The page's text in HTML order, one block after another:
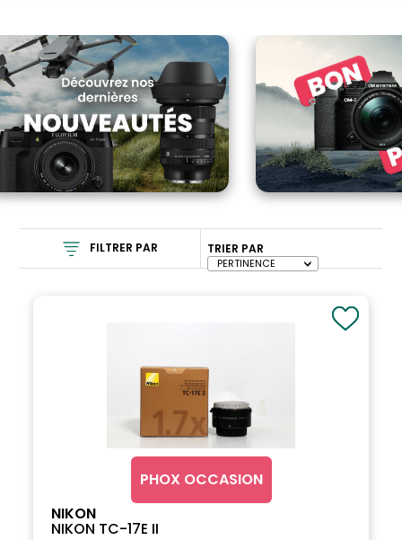
FILTRER PAR TRIER PAR
PHOX OCCASION
NIKON
NIKON TC-17E II